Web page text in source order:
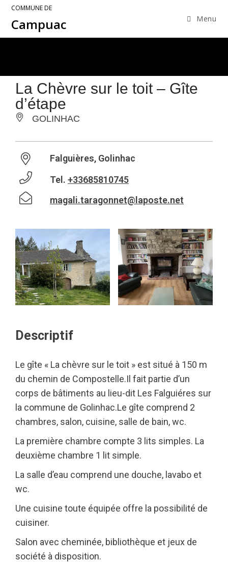
COMMUNE DE
Campuac Menu
La Chèvre sur le toit – Gîte
d’étape
GOLINHAC
Falguières, Golinhac
Tel. +33685810745
magali.taragonnet@laposte.net
Descriptif
Le gîte « La chèvre sur le toit » est situé à 150 m
du chemin de Compostelle.Il fait partie d’un
corps de bâtiments au lieu-dit Les Falguiéres sur
la commune de Golinhac.Le gîte comprend 2
chambres, salon, cuisine, salle de bain, wc.
La première chambre compte 3 lits simples. La
deuxième chambre 1 lit simple.
La salle d’eau comprend une douche, lavabo et
wc.
Une cuisine toute équipée offre la possibilité de
cuisiner.
Salon avec cheminée, bibliothèque et jeux de
société à disposition.